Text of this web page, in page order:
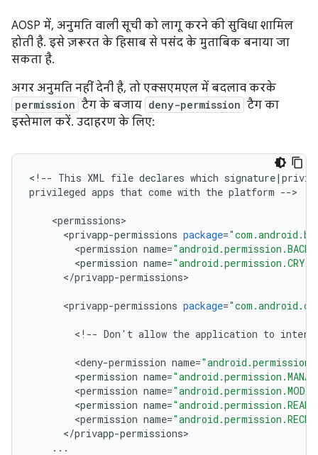
AOSP में, अनुमति वाली सूची को लागू करने की सुविधा शामिल
होती है. इसे ज़रूरत के हिसाब से पसंद के मुताबिक बनाया जा
सकता है.
अगर अनुमति नहीं देनी है, तो एक्सएमएल में बदलाव करके
permission टैग के बजाय deny-permission टैग का
इस्तेमाल करें. उदाहरण के लिए:
< ! -- This XML file declares which signature|
privileged apps that come with the platform -->
<permissions>
<privapp-permissions package=
<permission name=
<permission name=
</privapp-permissions>
<privapp-permissions package=
< ! -- Don ' t allow the application to
<deny-permission name=
<permission name=
<permission name=
<permission name=
<permission name=
</privapp-permissions>
...